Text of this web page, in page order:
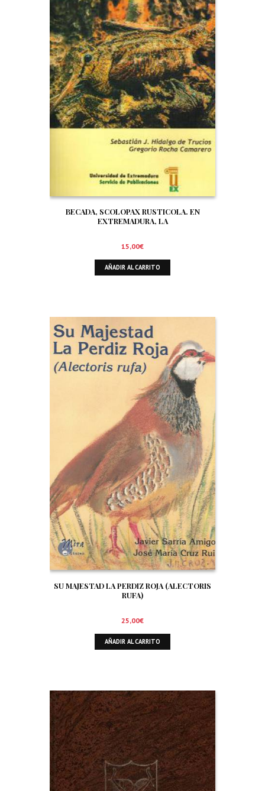
BECADA, SCOLOPAX RUSTICOLA. EN
EXTREMADURA, LA
15,00€
AÑADIR AL CARRITO
SU MAJESTAD LA PERDIZ ROJA (ALECTORIS
RUFA)
25,00€
AÑADIR AL CARRITO